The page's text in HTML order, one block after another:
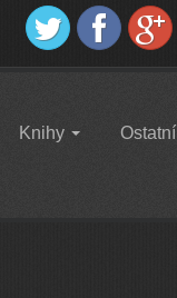
Knihy Ostatní